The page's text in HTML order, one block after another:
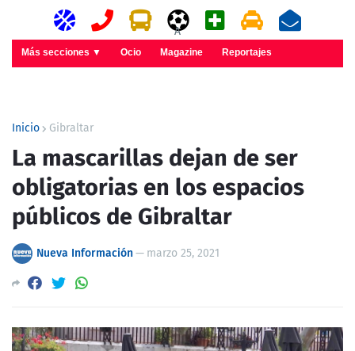
A
Más secciones ▼ Ocio Magazine Reportajes
Inicio Gibraltar
La mascarillas dejan de ser
obligatorias en los espacios
públicos de Gibraltar
Nueva Información— marzo 25, 2021